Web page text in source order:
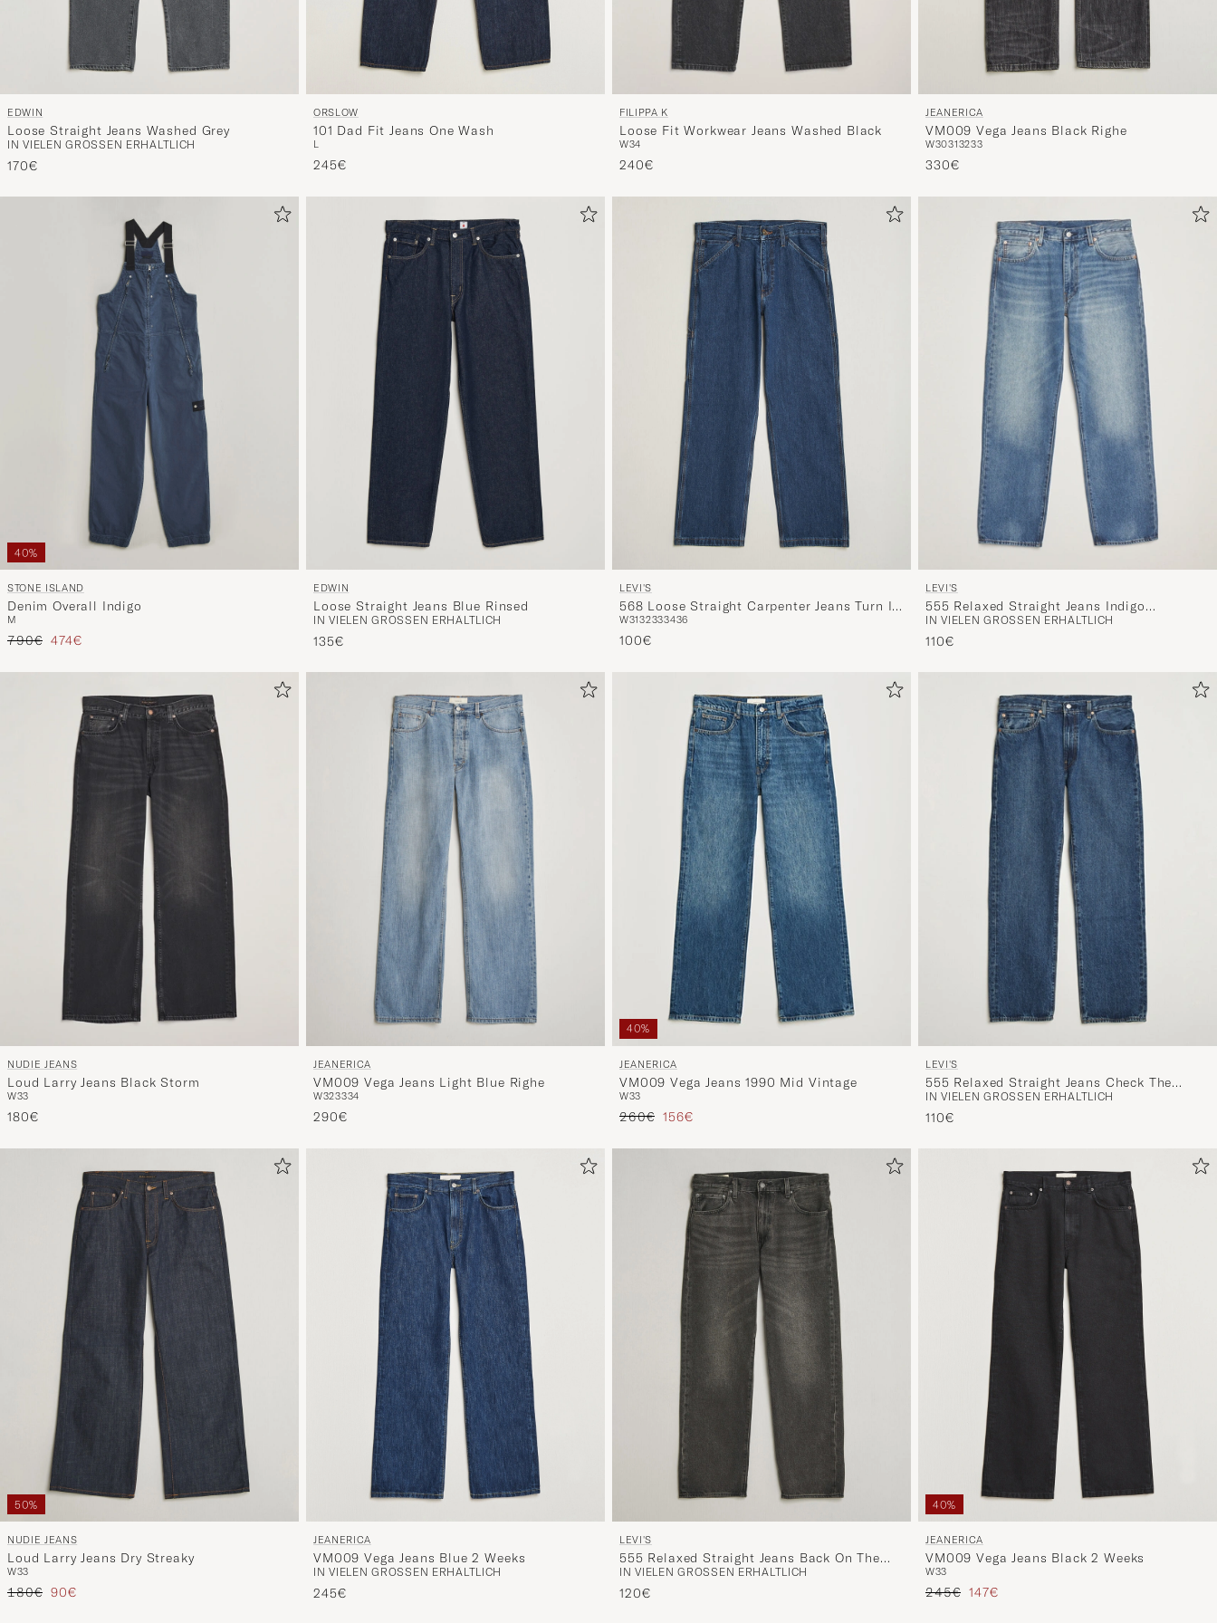
EDWIN
Loose Straight Jeans Washed Grey
IN VIELEN GRÖSSEN ERHÄLTLICH
170€
ORSLOW
101 Dad Fit Jeans One Wash
L
245€
FILIPPA K
Loose Fit Workwear Jeans Washed Black
W34
240€
JEANERICA
VM009 Vega Jeans Black Righe
W30313233
330€
40%
STONE ISLAND
Denim Overall Indigo
M
Regulärer Preis
790€ Reduzierter Preis
474€
EDWIN
Loose Straight Jeans Blue Rinsed
IN VIELEN GRÖSSEN ERHÄLTLICH
135€
LEVI'S
568 Loose Straight Carpenter Jeans Turn It
Around
W3132333436
100€
LEVI'S
555 Relaxed Straight Jeans Indigo
Champion
IN VIELEN GRÖSSEN ERHÄLTLICH
110€
NUDIE JEANS
Loud Larry Jeans Black Storm
W33
180€
JEANERICA
VM009 Vega Jeans Light Blue Righe
W323334
290€
40%
JEANERICA
VM009 Vega Jeans 1990 Mid Vintage
W33
Regulärer Preis
260€ Reduzierter Preis
156€
LEVI'S
555 Relaxed Straight Jeans Check The
Score
IN VIELEN GRÖSSEN ERHÄLTLICH
110€
50%
NUDIE JEANS
Loud Larry Jeans Dry Streaky
W33
Regulärer Preis
180€ Reduzierter Preis
90€
JEANERICA
VM009 Vega Jeans Blue 2 Weeks
IN VIELEN GRÖSSEN ERHÄLTLICH
245€
LEVI'S
555 Relaxed Straight Jeans Back On The
Block
IN VIELEN GRÖSSEN ERHÄLTLICH
120€
40%
JEANERICA
VM009 Vega Jeans Black 2 Weeks
W33
Regulärer Preis
245€ Reduzierter Preis
147€